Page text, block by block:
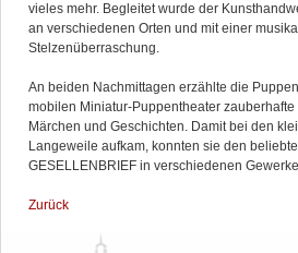
vieles mehr. Begleitet wurde der
an verschiedenen Orten und mit einer
Stelzenüberraschung.
An beiden Nachmittagen erzählte die
mobilen Miniatur-Puppentheater
Märchen und Geschichten. Damit bei den
Langeweile aufkam, konnten sie den
GESELLENBRIEF in verschiedenen
Zurück